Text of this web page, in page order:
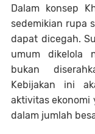
Dalam konsep
sedemikian rupa
dapat dicegah.
umum dikelola
bukan
Kebijakan ini
aktivitas ekonomi
dalam jumlah